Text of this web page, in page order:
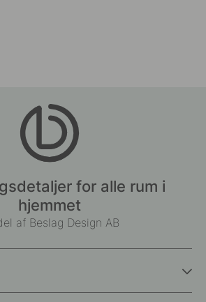
for alle rum i
hjemmet
af Beslag Design AB